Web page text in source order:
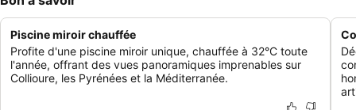
Piscine miroir chauffée
Profite d'une piscine miroir unique, chauffée à 32°C toute
l'année, offrant des vues panoramiques imprenables sur
Collioure, les Pyrénées et la Méditerranée.